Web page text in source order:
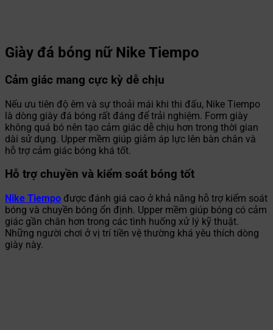
Giày đá bóng nữ Nike Tiempo
Cảm giác mang cực kỳ dễ chịu
Nếu ưu tiên độ êm và sự thoải mái khi thi đấu, Nike Tiempo
là dòng giày đá bóng rất đáng để trải nghiệm. Form giày
không quá bó nên tạo cảm giác dễ chịu hơn trong thời gian
dài sử dụng. Upper mềm giúp giảm áp lực lên bàn chân và
hỗ trợ cảm giác bóng khá tốt.
Hỗ trợ chuyền và kiểm soát bóng tốt
Nike Tiempo được đánh giá cao ở khả năng hỗ trợ kiểm soát
bóng và chuyền bóng ổn định. Upper mềm giúp bóng có cảm
giác gần chân hơn trong các tình huống xử lý kỹ thuật.
Những người chơi ở vị trí tiền vệ thường khá yêu thích dòng
giày này.